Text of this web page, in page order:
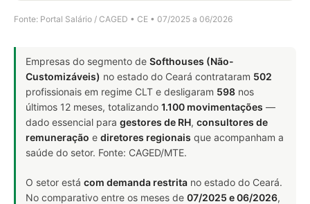
Fonte: Portal Salário / CAGED • CE • 07/2025 a 06/2026
Empresas do segmento de Softhouses (Não-
Customizáveis) no estado do Ceará contrataram 502
profissionais em regime CLT e desligaram 598 nos
últimos 12 meses, totalizando 1.100 movimentações —
dado essencial para gestores de RH, consultores de
remuneração e diretores regionais que acompanham a
saúde do setor. Fonte: CAGED/MTE.
O setor está com demanda restrita no estado do Ceará.
No comparativo entre os meses de 07/2025 e 06/2026,